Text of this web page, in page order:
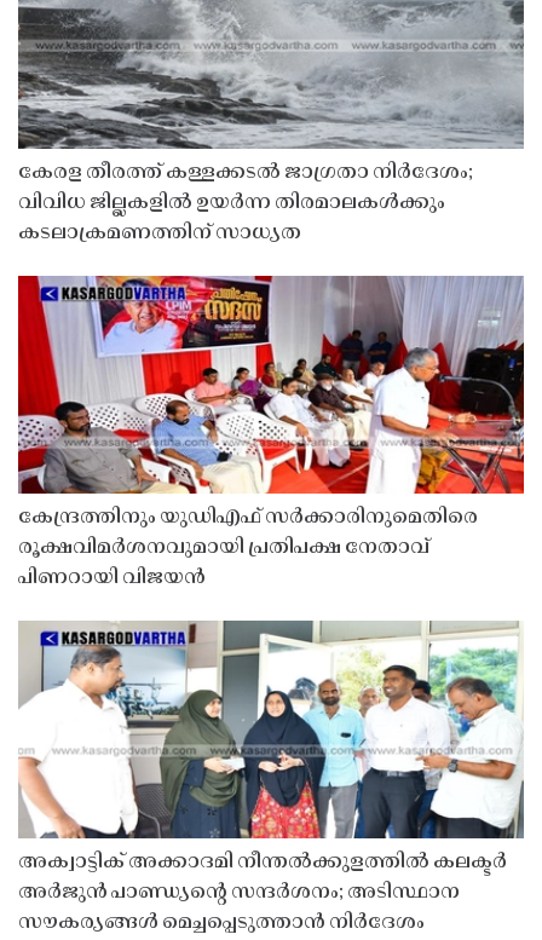
കേരള തീരത്ത് കള്ളക്കടൽ ജാഗ്രതാ നിർദേശം;
വിവിധ ജില്ലകളിൽ ഉയർന്ന തിരമാലകൾക്കും
കടലാക്രമണത്തിന് സാധ്യത
കേന്ദ്രത്തിനും യുഡിഎഫ് സർക്കാരിനുമെതിരെ
രൂക്ഷവിമർശനവുമായി പ്രതിപക്ഷ നേതാവ്
പിണറായി വിജയൻ
അക്വാട്ടിക് അക്കാദമി നീന്തൽക്കുളത്തിൽ കലക്ടർ
അർജുൻ പാണ്ഡ്യൻ്റെ സന്ദർശനം; അടിസ്ഥാന
സൗകര്യങ്ങൾ മെച്ചപ്പെടുത്താൻ നിർദേശം